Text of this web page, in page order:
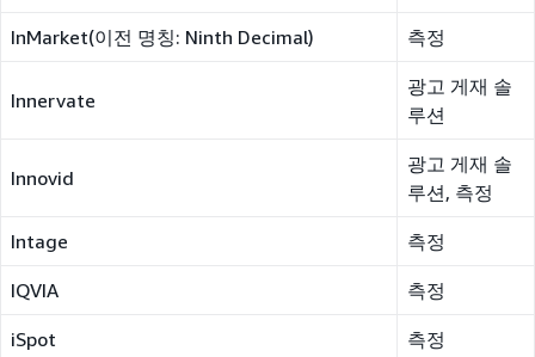
InMarket(이전 명칭: Ninth Decimal) 측정
Innervate
광고 게재 솔
루션
Innovid
광고 게재 솔
루션, 측정
Intage 측정
IQVIA 측정
iSpot 측정